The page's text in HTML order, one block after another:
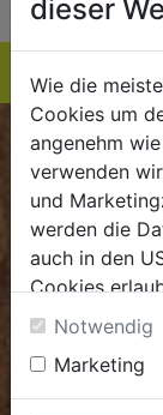
BIOKISTE
Kundenservice
Mo - Do: 8.00 -
Fr: 8.00 - 15.00
.
.+43 7272 2597
dieser
Wie die
Cookies um
angenehm
verwenden
und
werden die
auch in den
Cookies
Cookies zu.
Infos zu den
auch
möchtest.
Notwendig
Marketing